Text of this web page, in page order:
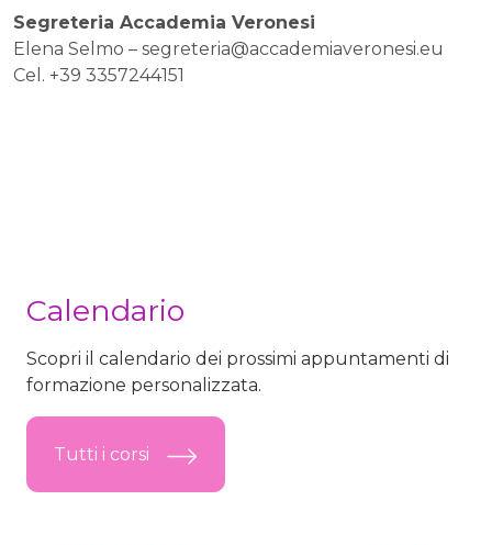
Segreteria Accademia Veronesi
Elena Selmo – segreteria@accademiaveronesi.eu
Cel. +39 3357244151
Calendario
Scopri il calendario dei prossimi appuntamenti di
formazione personalizzata.
Tutti i corsi